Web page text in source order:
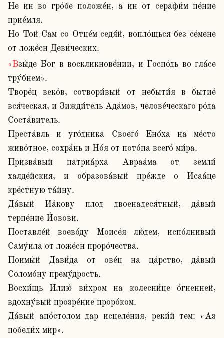
Не ин во гро́бе положе́н, а ин от серафи́м пе́ние
прие́мля.
Но Той Сам со Отце́м седя́й, вопло́щься без се́мене
от ложе́сн Деви́ческих.
«Взы́де Бог в воскликнове́нии, и Госпо́дь во гла́се
тру́бнем».
Творе́ц веко́в, сотвори́вый от небыти́я в бытие́
вся́ческая, и Зижди́тель Ада́мов, челове́ческаго ро́да
Соста́витель.
Преста́вль и уго́дника Своего́ Ено́ха на ме́сто
живо́тное, сохра́нь и Но́я от пото́па всего́ ми́ра.
Призва́вый патриа́рха Авраа́ма от земли́
халде́йския, и образова́вый пре́жде о Исаа́це
кре́стную та́йну.
Да́вый Иа́кову плод двоенадеся́тный, да́вый
терпе́ние И́овови.
Поставле́й воево́ду Моисе́я лю́дем, испо́лнивый
Саму́ила от ложе́сн проро́чества.
Поимы́й Дави́да от ове́ц на ца́рство, да́вый
Соломо́ну прему́дрость.
Восхи́щь Илию́ ви́хром на колесни́це о́гненней,
вдохну́вый прозре́ние проро́ком.
Да́вый апо́столом дар исцеле́ния, реки́й тем: «Аз
победи́х мир».